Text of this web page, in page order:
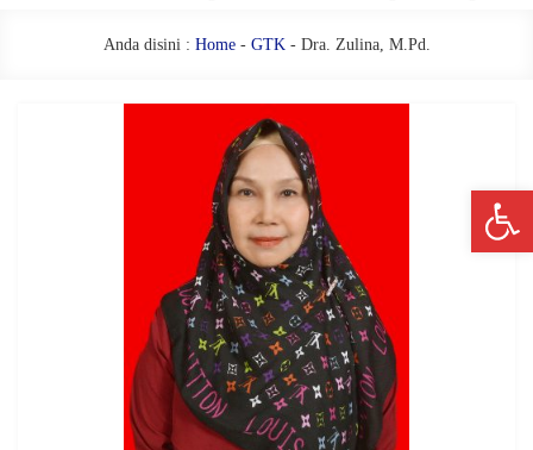
Anda disini : Home- GTK- Dra. Zulina, M.Pd.